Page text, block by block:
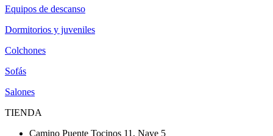
Equipos de descanso
Dormitorios y juveniles
Colchones
Sofás
Salones
TIENDA
Camino Puente Tocinos 11, Nave 5